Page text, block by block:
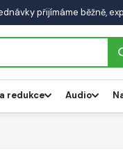
přijímáme běžně,
redukce Audio